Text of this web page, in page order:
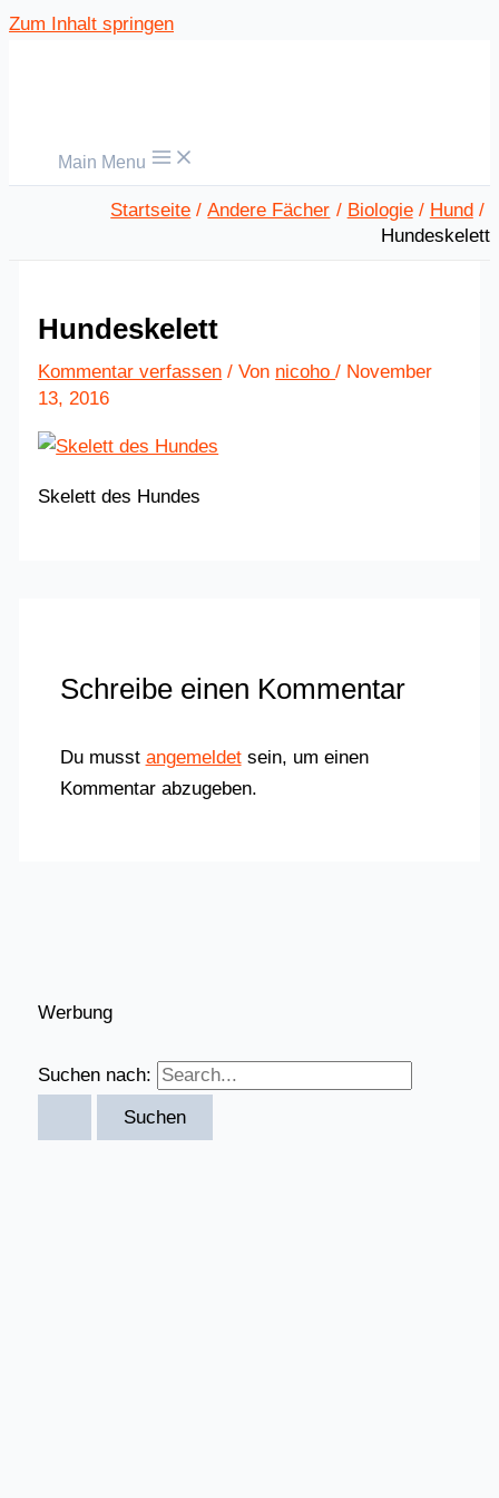
Zum Inhalt springen
Main Menu
Startseite Andere Fächer Biologie
Hund
Hundeskelett
Hundeskelett
Kommentar verfassen / Von nicoho/ November
13, 2016
Skelett des Hundes
Schreibe einen Kommentar
Du musst angemeldetsein, um einen
Kommentar abzugeben.
Werbung
Suchen nach: